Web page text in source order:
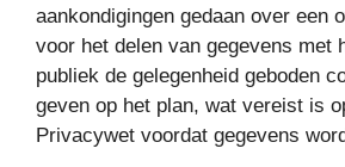
aankondigingen gedaan over een
voor het delen van gegevens met
publiek de gelegenheid geboden
geven op het plan, wat vereist is
Privacywet voordat gegevens